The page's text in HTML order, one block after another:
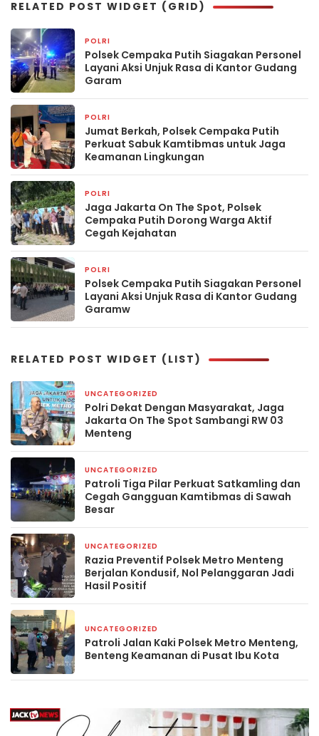
RELATED POST WIDGET (GRID)
POLRI
Polsek Cempaka Putih Siagakan Personel
Layani Aksi Unjuk Rasa di Kantor Gudang
Garam
POLRI
Jumat Berkah, Polsek Cempaka Putih
Perkuat Sabuk Kamtibmas untuk Jaga
Keamanan Lingkungan
POLRI
Jaga Jakarta On The Spot, Polsek
Cempaka Putih Dorong Warga Aktif
Cegah Kejahatan
POLRI
Polsek Cempaka Putih Siagakan Personel
Layani Aksi Unjuk Rasa di Kantor Gudang
Garamw
RELATED POST WIDGET (LIST)
UNCATEGORIZED
Polri Dekat Dengan Masyarakat, Jaga
Jakarta On The Spot Sambangi RW 03
Menteng
UNCATEGORIZED
Patroli Tiga Pilar Perkuat Satkamling dan
Cegah Gangguan Kamtibmas di Sawah
Besar
UNCATEGORIZED
Razia Preventif Polsek Metro Menteng
Berjalan Kondusif, Nol Pelanggaran Jadi
Hasil Positif
UNCATEGORIZED
Patroli Jalan Kaki Polsek Metro Menteng,
Benteng Keamanan di Pusat Ibu Kota